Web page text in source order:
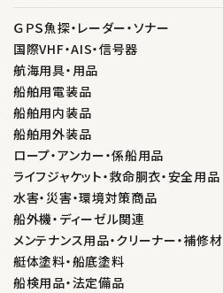
ＧＰＳ魚探・レーダー・ソナー
国際VHF・AIS・信号器
航海用具・用品
船舶用電装品
船舶用内装品
船舶用外装品
ロープ・アンカー・係船用品
ライフジャケット・救命胴衣・安全用品
水害・災害・環境対策商品
船外機・ディーゼル関連
メンテナンス用品・クリーナー・補修材
艇体塗料・船底塗料
船検用品・法定備品